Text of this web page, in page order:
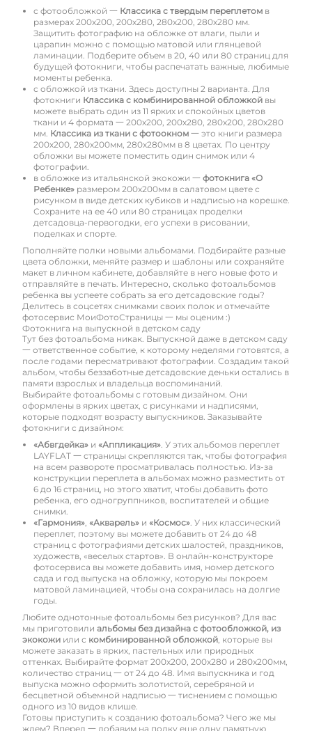
с фотообложкой 一 Классика с твердым переплетом в
размерах 200х200, 200х280, 280х200, 280х280 мм.
Защитить фотографию на обложке от влаги, пыли и
царапин можно с помощью матовой или глянцевой
ламинации. Подберите объем в 20, 40 или 80 страниц для
будущей фотокниги, чтобы распечатать важные, любимые
моменты ребенка.
с обложкой из ткани. Здесь доступны 2 варианта. Для
фотокниги Классика с комбинированной обложкой вы
можете выбрать один из 11 ярких и спокойных цветов
ткани и 4 формата 一 200х200, 200х280, 280х200, 280х280
мм. Классика из ткани с фотоокном 一 это книги размера
200х200, 280х200мм, 280х280мм в 8 цветах. По центру
обложки вы можете поместить один снимок или 4
фотографии.
в обложке из итальянской экокожи 一 фотокнига «О
Ребенке» размером 200х200мм в салатовом цвете с
рисунком в виде детских кубиков и надписью на корешке.
Сохраните на ее 40 или 80 страницах проделки
детсадовца-первогодки, его успехи в рисовании,
поделках и спорте.
Пополняйте полки новыми альбомами. Подбирайте разные
цвета обложки, меняйте размер и шаблоны или сохраняйте
макет в личном кабинете, добавляйте в него новые фото и
отправляйте в печать. Интересно, сколько фотоальбомов
ребенка вы успеете собрать за его детсадовские годы?
Делитесь в соцсетях снимками своих полок и отмечайте
фотосервис МоиФотоСтраницы 一 мы оценим :)
Фотокнига на выпускной в детском саду
Тут без фотоальбома никак. Выпускной даже в детском саду
一 ответственное событие, к которому неделями готовятся, а
после годами пересматривают фотографии. Создадим такой
альбом, чтобы беззаботные детсадовские деньки остались в
памяти взрослых и владельца воспоминаний.
Выбирайте фотоальбомы с готовым дизайном. Они
оформлены в ярких цветах, с рисунками и надписями,
которые подходят возрасту выпускников. Заказывайте
фотокниги с дизайном:
«Абвгдейка» и «Аппликация». У этих альбомов переплет
LAYFLAT 一 страницы скрепляются так, чтобы фотография
на всем развороте просматривалась полностью. Из-за
конструкции переплета в альбомах можно разместить от
6 до 16 страниц, но этого хватит, чтобы добавить фото
ребенка, его одногруппников, воспитателей и общие
снимки.
«Гармония», «Акварель» и «Космос». У них классический
переплет, поэтому вы можете добавить от 24 до 48
страниц с фотографиями детских шалостей, праздников,
художеств, «веселых стартов». В онлайн-конструкторе
фотосервиса вы можете добавить имя, номер детского
сада и год выпуска на обложку, которую мы покроем
матовой ламинацией, чтобы она сохранилась на долгие
годы.
Любите однотонные фотоальбомы без рисунков? Для вас
мы приготовили альбомы без дизайна с фотообложкой, из
экокожи или с комбинированной обложкой, которые вы
можете заказать в ярких, пастельных или природных
оттенках. Выбирайте формат 200х200, 200х280 и 280х200мм,
количество страниц 一 от 24 до 48. Имя выпускника и год
выпуска можно оформить золотистой, серебряной и
бесцветной объемной надписью 一 тиснением с помощью
одного из 10 видов клише.
Готовы приступить к созданию фотоальбома? Чего же мы
ждем? Вперед 一 добавим на полку еще одну памятную